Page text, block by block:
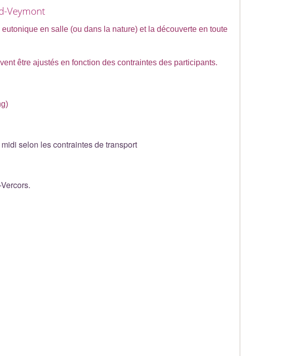
Veymont
en salle (ou dans la nature) et la découverte en toute
être ajustés en fonction des contraintes des participants.
selon les contraintes de transport